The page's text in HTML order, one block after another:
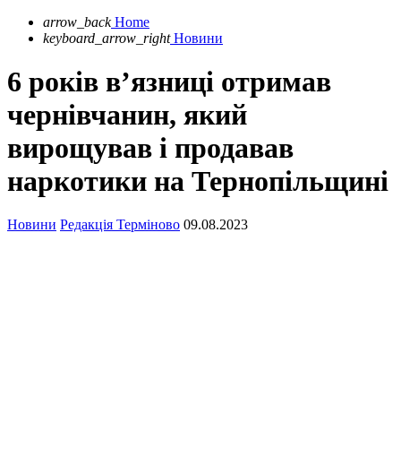
arrow_back Home
keyboard_arrow_right Новини
6 років в’язниці отримав
чернівчанин, який
вирощував і продавав
наркотики на Тернопільщині
Новини Редакція Терміново 09.08.2023